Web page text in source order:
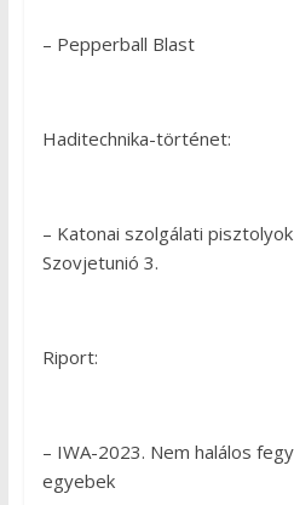
– Pepperball Blast
Haditechnika-történet:
– Katonai szolgálati
Szovjetunió 3.
Riport:
– IWA-2023. Nem halálos
egyebek